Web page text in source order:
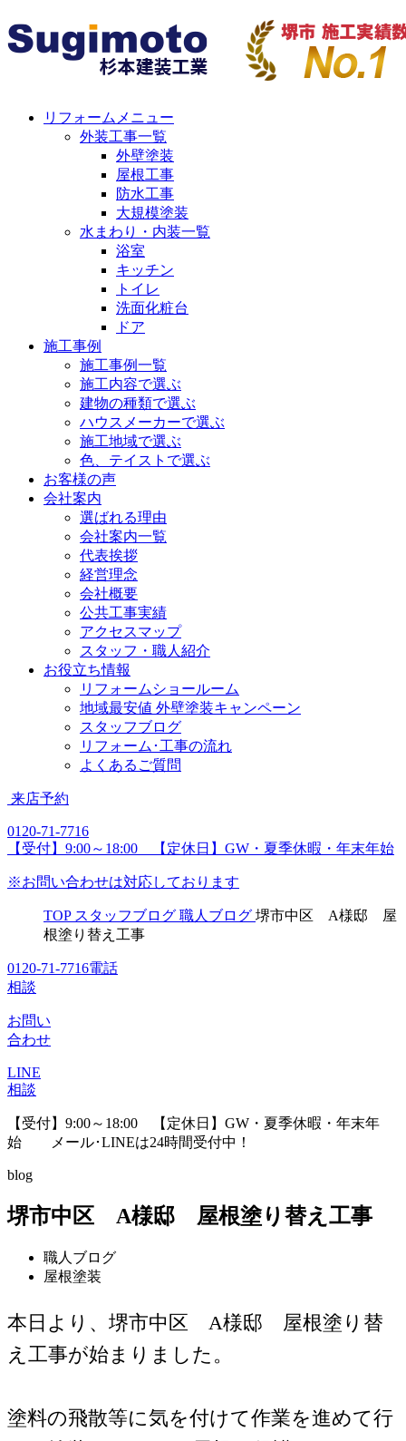
リフォームメニュー
外装工事一覧
外壁塗装
屋根工事
防水工事
大規模塗装
水まわり・内装一覧
浴室
キッチン
トイレ
洗面化粧台
ドア
施工事例
施工事例一覧
施工内容で選ぶ
建物の種類で選ぶ
ハウスメーカーで選ぶ
施工地域で選ぶ
色、テイストで選ぶ
お客様の声
会社案内
選ばれる理由
会社案内一覧
代表挨拶
経営理念
会社概要
公共工事実績
アクセスマップ
スタッフ・職人紹介
お役立ち情報
リフォームショールーム
地域最安値 外壁塗装キャンペーン
スタッフブログ
リフォーム･工事の流れ
よくあるご質問
来店予約
0120-71-7716
【受付】9:00～18:00 【定休日】GW・夏季休暇・年末年始
※お問い合わせは対応しております
TOP スタッフブログ 職人ブログ 堺市中区 A様邸 屋
根塗り替え工事
0120-71-7716電話
相談
お問い
合わせ
LINE
相談
【受付】9:00～18:00 【定休日】GW・夏季休暇・年末年
始 メール･LINEは24時間受付中！
blog
堺市中区 A様邸 屋根塗り替え工事
職人ブログ
屋根塗装
本日より、堺市中区 A様邸 屋根塗り替
え工事が始まりました。
塗料の飛散等に気を付けて作業を進めて行